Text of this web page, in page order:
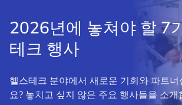
2026년에 놓쳐야 할 7
테크 행사
헬스테크 분야에서 새로운 기회와 파트
요? 놓치고 싶지 않은 주요 행사들을 소개